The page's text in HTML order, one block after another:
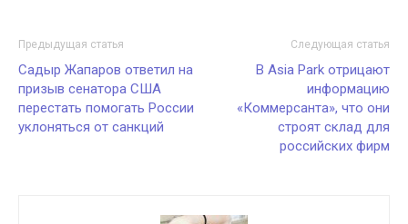
Предыдущая статья
Садыр Жапаров ответил на
призыв сенатора США
перестать помогать России
уклоняться от санкций
Следующая статья
В Asia Park отрицают
информацию
«Коммерсанта», что они
строят склад для
российских фирм